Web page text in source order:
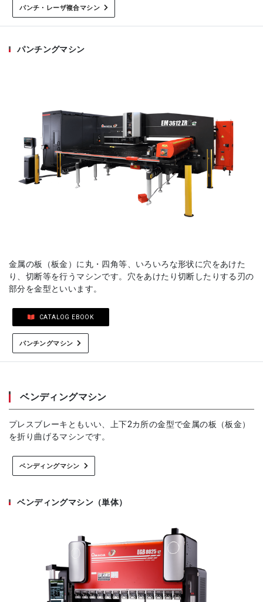
パンチ・レーザ複合マシン
パンチングマシン
金属の板（板金）に丸・四角等、いろいろな形状に穴をあけた
り、切断等を行うマシンです。穴をあけたり切断したりする刃の
部分を金型といいます。
CATALOG EBOOK
パンチングマシン
ベンディングマシン
プレスブレーキともいい、上下2カ所の金型で金属の板（板金）
を折り曲げるマシンです。
ベンディングマシン
ベンディングマシン（単体）